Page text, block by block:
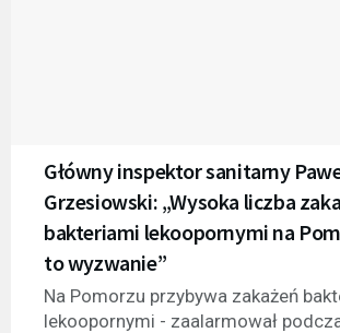
Główny inspektor sanitarny
Grzesiowski: „Wysoka liczba
bakteriami lekoopornymi na
to wyzwanie”
Na Pomorzu przybywa zakażeń
lekoopornymi - zaalarmował